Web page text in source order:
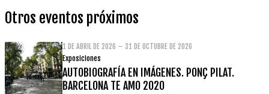
Otros eventos próximos
1 DE ABRIL DE 2026 – 31 DE OCTUBRE DE 2026
Exposiciones
AUTOBIOGRAFÍA EN IMÁGENES. PONÇ PILAT.
BARCELONA TE AMO 2020